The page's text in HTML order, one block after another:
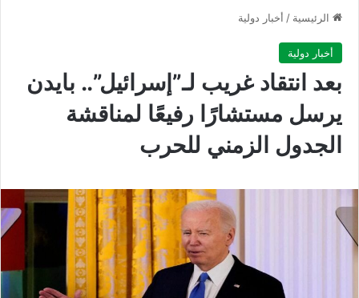
الرئيسية / أخبار دولية
أخبار دولية
بعد انتقاد غريب لـ”إسرائيل”.. بايدن
يرسل مستشارًا رفيعًا لمناقشة
الجدول الزمني للحرب‎